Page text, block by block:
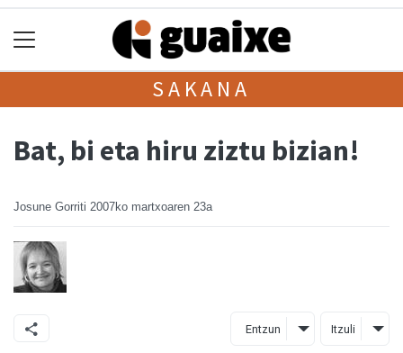
SAKANA
Bat, bi eta hiru ziztu bizian!
Josune Gorriti 2007ko martxoaren 23a
Entzun Itzuli